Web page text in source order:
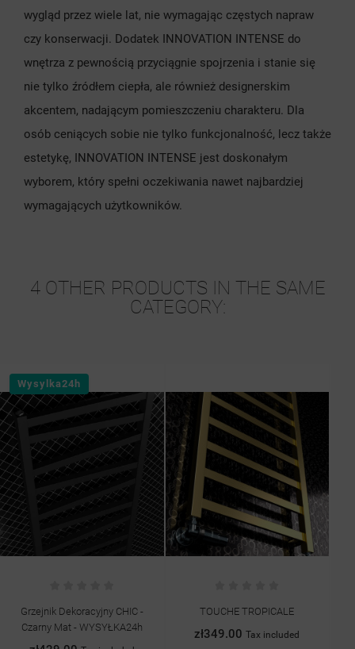
wygląd przez wiele lat, nie wymagając częstych napraw
czy konserwacji. Dodatek INNOVATION INTENSE do
wnętrza z pewnością przyciągnie spojrzenia i stanie się
nie tylko źródłem ciepła, ale również designerskim
akcentem, nadającym pomieszczeniu charakteru. Dla
osób ceniących sobie nie tylko funkcjonalność, lecz także
estetykę, INNOVATION INTENSE jest doskonałym
wyborem, który spełni oczekiwania nawet najbardziej
wymagających użytkowników.
4 OTHER PRODUCTS IN THE SAME
CATEGORY:
Wysylka24h
Grzejnik Dekoracyjny CHIC -
Czarny Mat - WYSYŁKA24h
TOUCHE TROPICALE
zł349.00Tax included